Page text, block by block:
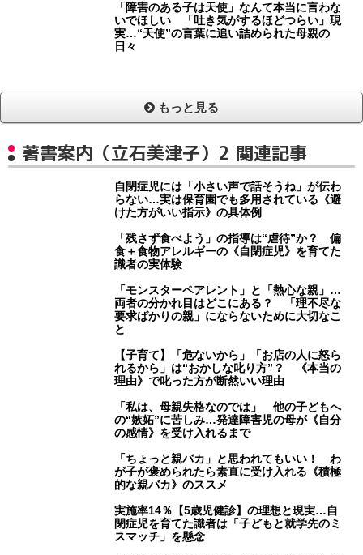
「障害のある子は天使」なんて本当に言わな
いでほしい 「吐き気がするほどつらい」現
実…“天使”の言葉に追い詰められた母親の
日々
もっと見る
著書案内（立石美津子）2 関連記事
自閉症児には「小さい声で話そうね」が伝わ
らない…実は保育園でも多用されている《避
けた方がいい指示》の具体例
「残さず食べよう」の指導は“虐待”か？ 偏
食＋食物アレルギーの《自閉症児》を育てた
識者の実体験
「モンスターペアレント」と「熱心な親」…
両者の分かれ目はどこにある？ 「理不尽な
要求ばかりの親」にならないために大切なこ
と
【子育て】「危ないから」「お店の人に怒ら
れるから」は“おかしな叱り方”？ 《本当の
理由》で叱った方が断然いい理由
「私は、母親失格なのでは」 他の子どもへ
の“嫉妬”に苦しみ…発達障害児の母が《自分
の感情》を受け入れるまで
「ちょっと親バカ」と思われてもいい！ わ
が子が褒められたら素直に受け入れる《積極
的な親バカ》のススメ
実施率14％【5歳児健診】の理想と現実…自
閉症児を育てた識者は「子どもと就学先のミ
スマッチ」を懸念